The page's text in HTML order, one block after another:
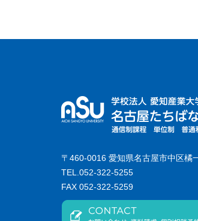
〒460-0016 愛知県名古屋市中区橘
TEL.052-322-5255
FAX 052-322-5259